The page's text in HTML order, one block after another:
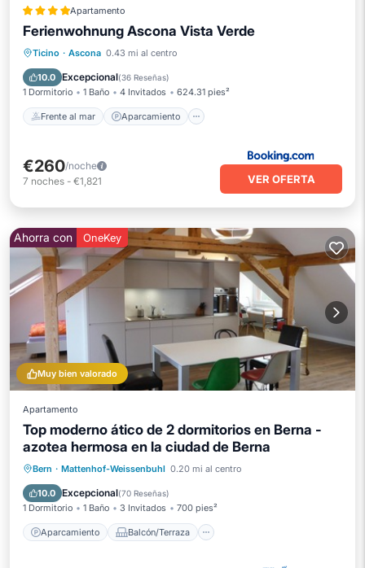
Apartamento
Ferienwohnung Ascona Vista Verde
Ticino · Ascona 0.43 mi al centro
10.0 Excepcional(36 Reseñas)
1 Dormitorio 1 Baño 4 Invitados 624.31 pies²
Frente al mar Aparcamiento
Frente al mar
Aparcamiento
Vista al mar
€260/noche
7 noches - €1,821 VER OFERTA
Muy bien valorado
Ahorra con OneKey
Apartamento
Top moderno ático de 2 dormitorios en Berna -
azotea hermosa en la ciudad de Berna
Bern · Mattenhof-Weissenbuhl 0.20 mi al centro
10.0 Excepcional(70 Reseñas)
1 Dormitorio 1 Baño 3 Invitados 700 pies²
Aparcamiento Balcón/Terraza
Aparcamiento
Balcón/Terraza
Cocina
Aire acondicionado